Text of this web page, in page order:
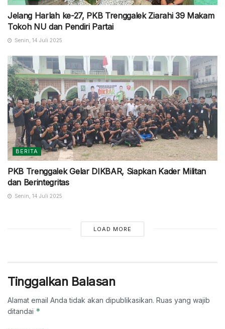
Jelang Harlah ke-27, PKB Trenggalek Ziarahi 39 Makam
Tokoh NU dan Pendiri Partai
Senin, 14 Juli 2025
BERITA
PKB Trenggalek Gelar DIKBAR, Siapkan Kader Militan
dan Berintegritas
Senin, 14 Juli 2025
LOAD MORE
Tinggalkan Balasan
Alamat email Anda tidak akan dipublikasikan. Ruas yang wajib
ditandai *